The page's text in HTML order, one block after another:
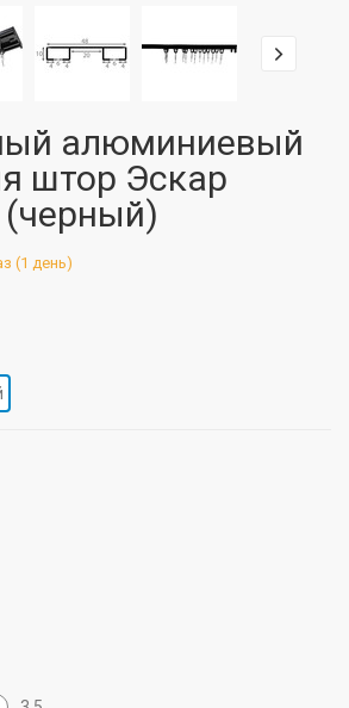
алюминиевый
штор Эскар
(черный)
(1 день)